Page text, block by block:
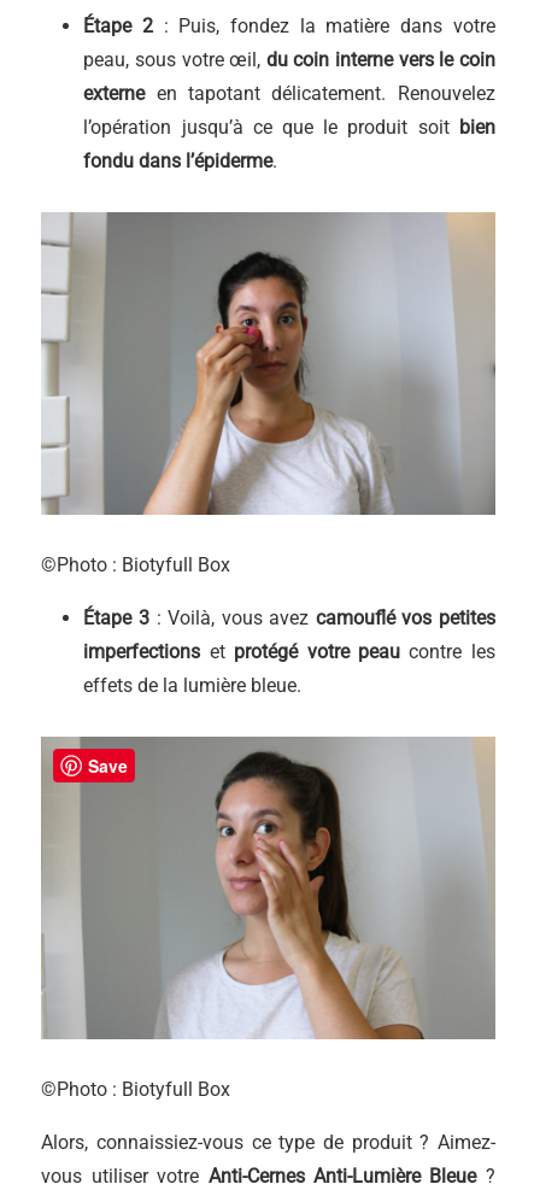
Étape 2 : Puis, fondez la matière dans votre
peau, sous votre œil, du coin interne vers le coin
externeen tapotant délicatement. Renouvelez
l’opération jusqu’à ce que le produit soit bien
fondu dans l’épiderme.
©Photo : Biotyfull Box
Étape 3 : Voilà, vous avez camouflé vos petites
imperfections et protégé votre peau contre les
effets de la lumière bleue.
©Photo : Biotyfull Box
Alors, connaissiez-vous ce type de produit ? Aimez-
vous utiliser votre Anti-Cernes Anti-Lumière Bleue?
Save